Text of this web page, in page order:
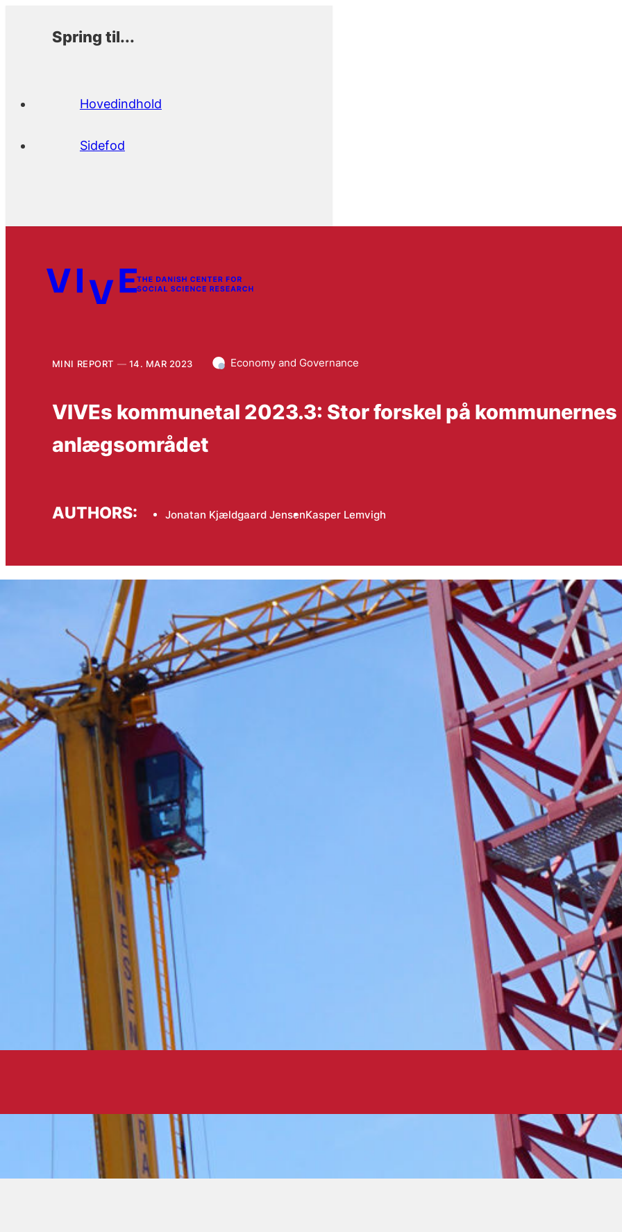
Spring til...
Hovedindhold
Sidefod
MINI REPORT 14. MAR 2023 Economy and Governance
VIVEs kommunetal 2023.3: Stor forskel på
anlægsområdet
AUTHORS: Jonatan Kjældgaard JensenKasper Lemvigh